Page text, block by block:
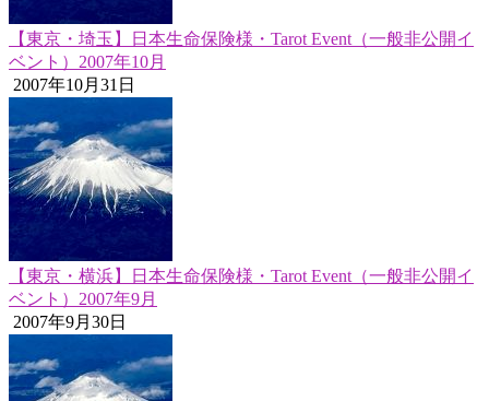
【東京・埼玉】日本生命保険様・Tarot Event（一般非公開イ
ベント）2007年10月
2007年10月31日
【東京・横浜】日本生命保険様・Tarot Event（一般非公開イ
ベント）2007年9月
2007年9月30日